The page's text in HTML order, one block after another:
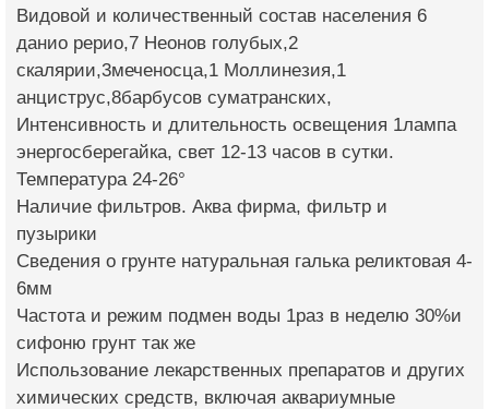
Видовой и количественный состав населения 6
данио рерио,7 Неонов голубых,2
скалярии,3меченосца,1 Моллинезия,1
анциструс,8барбусов суматранских,
Интенсивность и длительность освещения 1лампа
энергосберегайка, свет 12-13 часов в сутки.
Температура 24-26°
Наличие фильтров. Аква фирма, фильтр и
пузырики
Сведения о грунте натуральная галька реликтовая 4-
6мм
Частота и режим подмен воды 1раз в неделю 30%и
сифоню грунт так же
Использование лекарственных препаратов и других
химических средств, включая аквариумные